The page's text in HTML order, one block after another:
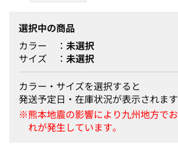
選択中の商品
カラー
未選択
サイズ
未選択
カラー・サイズを選択すると
発送予定日・在庫状況が表示されます